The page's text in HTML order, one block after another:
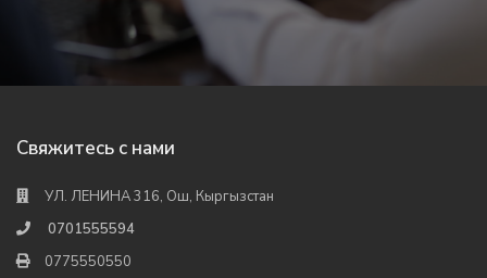
Свяжитесь с нами
УЛ. ЛЕНИНА 316, Ош, Кыргызстан
0701555594
0775550550